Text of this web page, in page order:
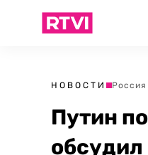
НОВОСТИ Россия
Путин
обсудил